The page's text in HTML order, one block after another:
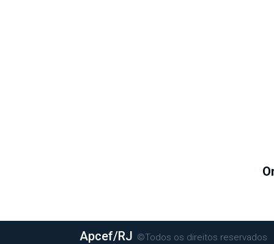
Apcef/RJ ©Todos os direitos reservados